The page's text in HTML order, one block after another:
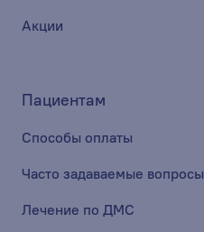
Акции
Пациентам
Способы оплаты
Часто задаваемые вопросы
Лечение по ДМС